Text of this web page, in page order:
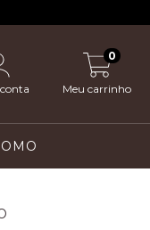
Meu carrinho
0